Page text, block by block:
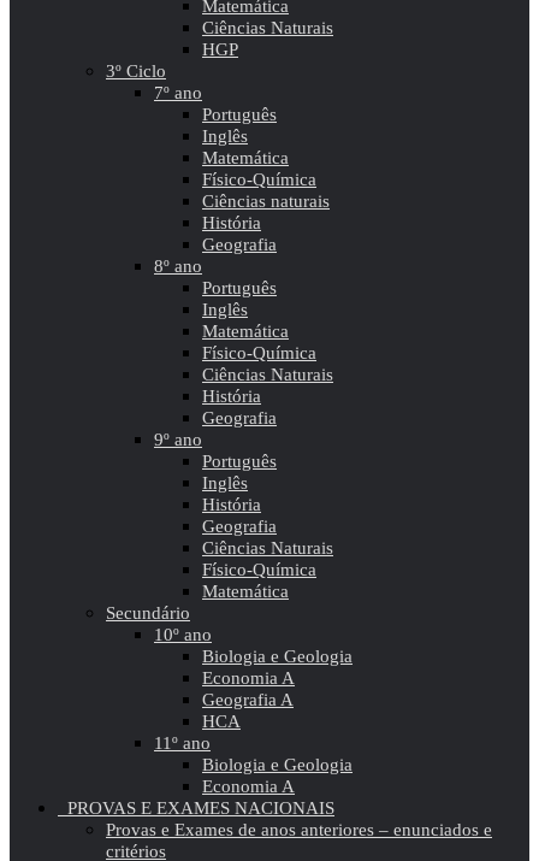
Matemática
Ciências Naturais
HGP
3º Ciclo
7º ano
Português
Inglês
Matemática
Físico-Química
Ciências naturais
História
Geografia
8º ano
Português
Inglês
Matemática
Físico-Química
Ciências Naturais
História
Geografia
9º ano
Português
Inglês
História
Geografia
Ciências Naturais
Físico-Química
Matemática
Secundário
10º ano
Biologia e Geologia
Economia A
Geografia A
HCA
11º ano
Biologia e Geologia
Economia A
PROVAS E EXAMES NACIONAIS
Provas e Exames de anos anteriores – enunciados e
critérios